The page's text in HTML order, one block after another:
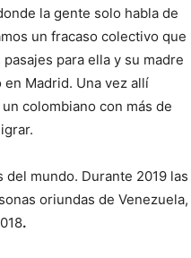
la gente solo habla de
un fracaso colectivo que
para ella y su madre
Madrid. Una vez allí
colombiano con más de
mundo. Durante 2019 las
oriundas de Venezuela,
.